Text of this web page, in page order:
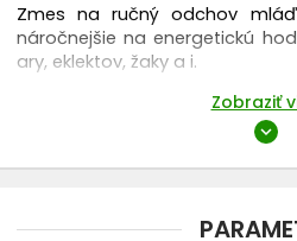
Zmes na ručný odchov
náročnejšie na energetickú
ary, eklektov, žaky a i.
Návod na použitie
zmes teplotu 37-39°C.
Zobraziť
expand_more